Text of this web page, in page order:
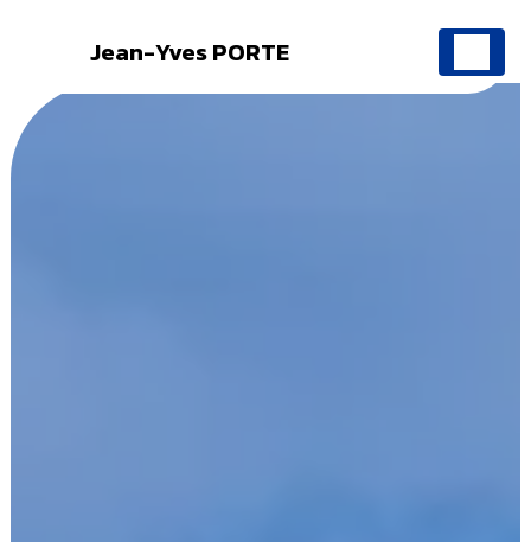
Jean-Yves PORTE
Panneau de gestion des cookies